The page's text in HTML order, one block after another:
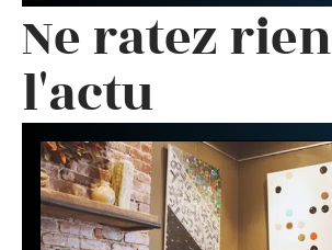
Ne ratez
l'actu